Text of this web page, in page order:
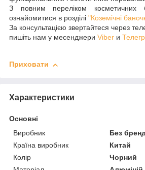
З повним переліком косметичних
ознайомитися в розділі "Коземічні
За консультацією звертайтеся через
пишіть нам у месенджери Viber и
Приховати
Характеристики
Основні
Виробник
Без
Країна виробник
Китай
Колір
Чорний